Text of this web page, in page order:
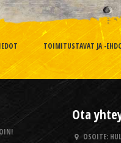
TOIMITUSTAVAT JA -
Ota
OSOITE: